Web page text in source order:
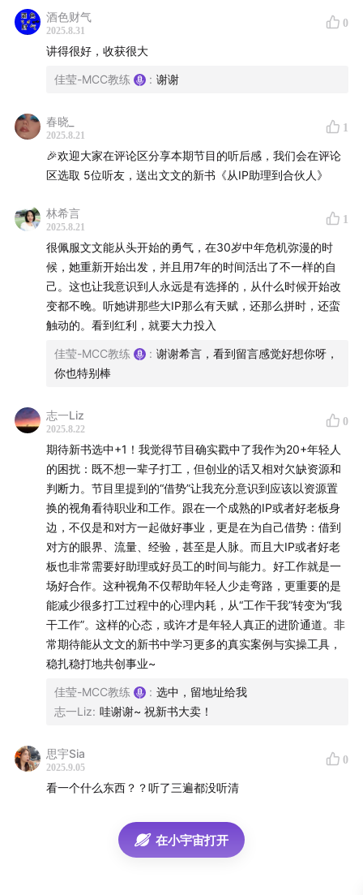
03:13
进入职场的时候快 30 岁，我发现我连 Excel 也不
会
月薪3000，买了一个9999元的课，花了所有的积
10:42 没有拿住风口，不是因为笨，也不是因为不努力，
是因为没有见识，更不愿意改变
12:52 第一最重要的是努力，第二个是红利，就第三个是
工作质量本身就很高，迭代和进步的意愿还很强，
TA就会跑得很远
从IP助理到合伙人
21:13 我从来没有觉得这是在为老板工作，我感觉更多时候
我在卷我自己
IP助理真实收入情况
普通人进入IP助理职业的路径思考——借助别人的
势能去成长
整体环境下越来越难出 IP ，IP 助理还有机会吗？
IP如何用好助理
当什么都没有的时候，以什么样的姿态去入局，得
到自己想要的？
出书的机缘巧合
酒色财气
2025.8.31
0
讲得很好，收获很大
佳莹-MCC教练 : 谢谢
春晓_
2025.8.21
1
🎉欢迎大家在评论区分享本期节目的听后感，我们会在评论
区选取 5位听友，送出文文的新书《从IP助理到合伙人》
林希言
2025.8.21
1
很佩服文文能从头开始的勇气，在30岁中年危机弥漫的时
候，她重新开始出发，并且用7年的时间活出了不一样的自
己。这也让我意识到人永远是有选择的，从什么时候开始改
变都不晚。听她讲那些大IP那么有天赋，还那么拼时，还蛮
触动的。看到红利，就要大力投入
佳莹-MCC教练 : 谢谢希言，看到留言感觉好想你呀，
你也特别棒
志一Liz
2025.8.22
0
期待新书选中+1！我觉得节目确实戳中了我作为20+年轻人
的困扰：既不想一辈子打工，但创业的话又相对欠缺资源和
判断力。节目里提到的“借势”让我充分意识到应该以资源置
换的视角看待职业和工作。跟在一个成熟的IP或者好老板身
边，不仅是和对方一起做好事业，更是在为自己借势：借到
对方的眼界、流量、经验，甚至是人脉。而且大IP或者好老
板也非常需要好助理或好员工的时间与能力。好工作就是一
场好合作。这种视角不仅帮助年轻人少走弯路，更重要的是
能减少很多打工过程中的心理内耗，从“工作干我”转变为“我
干工作”。这样的心态，或许才是年轻人真正的进阶通道。非
常期待能从文文的新书中学习更多的真实案例与实操工具，
稳扎稳打地共创事业~
佳莹-MCC教练 : 选中，留地址给我
志一Liz: 哇谢谢~ 祝新书大卖！
思宇Sia
2025.9.05
0
看一个什么东西？？听了三遍都没听清
在小宇宙打开